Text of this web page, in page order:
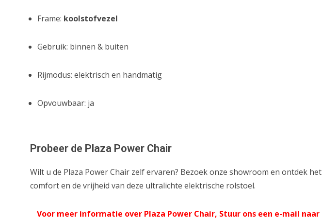
Frame: koolstofvezel
Gebruik: binnen & buiten
Rijmodus: elektrisch en handmatig
Opvouwbaar: ja
Probeer de Plaza Power Chair
Wilt u de Plaza Power Chair zelf ervaren? Bezoek onze showroom en ontdek het
comfort en de vrijheid van deze ultralichte elektrische rolstoel.
Voor meer informatie over Plaza Power Chair, Stuur ons een e-mail naar